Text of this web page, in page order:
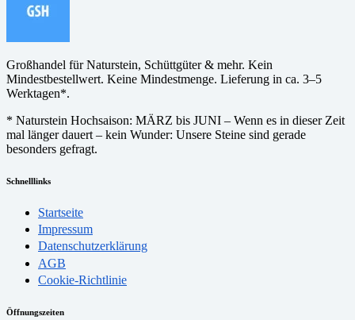
Großhandel für Naturstein, Schüttgüter & mehr. Kein
Mindestbestellwert. Keine Mindestmenge. Lieferung in ca. 3–5
Werktagen*.
* Naturstein Hochsaison: MÄRZ bis JUNI – Wenn es in dieser Zeit
mal länger dauert – kein Wunder: Unsere Steine sind gerade
besonders gefragt.
Schnelllinks
Startseite
Impressum
Datenschutzerklärung
AGB
Cookie-Richtlinie
Öffnungszeiten